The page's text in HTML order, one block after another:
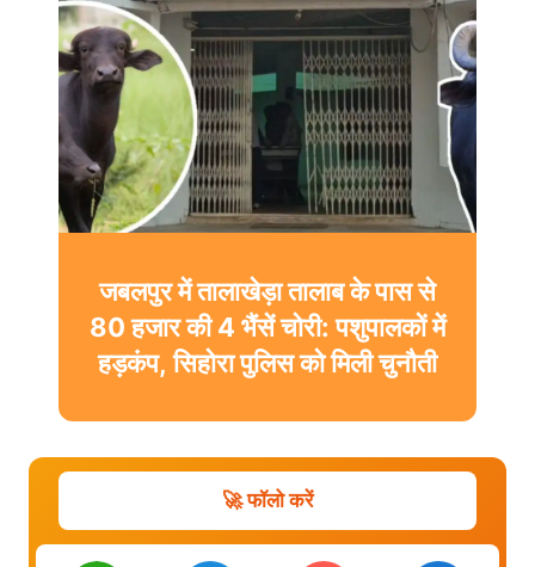
जबलपुर में तालाखेड़ा तालाब के पास से
80 हजार की 4 भैंसें चोरी: पशुपालकों में
हड़कंप, सिहोरा पुलिस को मिली चुनौती
🚀 फॉलो करें